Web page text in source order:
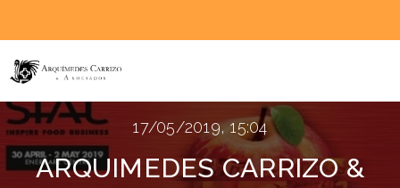
17/05/2019, 15:04
ARQUIMEDES CARRIZO &